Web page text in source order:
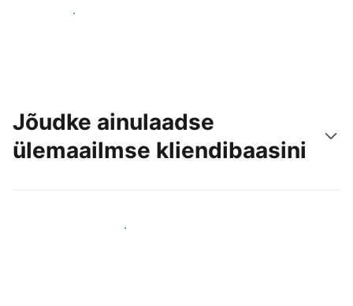
Alusta juba täna
Jõudke ainulaadse
ülemaailmse kliendibaasini
Jõua juba täna uute külastajateni